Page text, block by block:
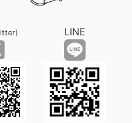
LINE